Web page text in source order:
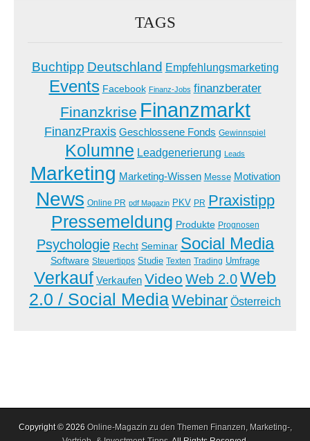
TAGS
Buchtipp Deutschland Empfehlungsmarketing
Events Facebook Finanz-Jobs finanzberater
Finanzkrise Finanzmarkt
FinanzPraxis Geschlossene Fonds Gewinnspiel
Kolumne Leadgenerierung Leads
Marketing Marketing-Wissen Messe Motivation
News Online PR pdf Magazin PKV PR Praxistipp
Pressemeldung Produkte Prognosen
Psychologie Recht Seminar Social Media
Software Steuertipps Studie Texten Trading Umfrage
Verkauf Verkaufen Video Web 2.0Web
2.0 / Social MediaWebinar Österreich
Copyright © 2026 Online-Magazin zu den Themen Finanzen, Marketing-,